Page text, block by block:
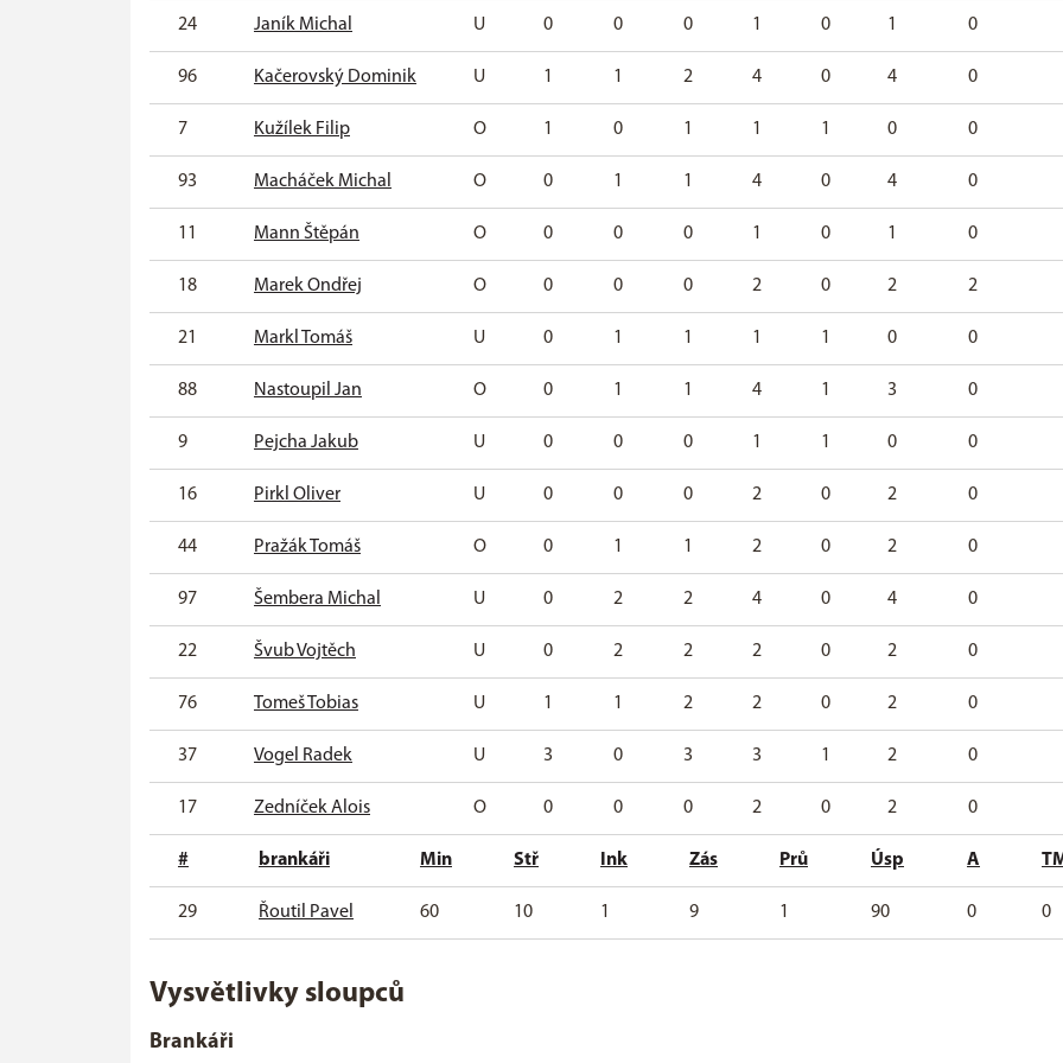
24 Janík Michal U 0 0 0 1 0 1 0
96 Kačerovský Dominik U 1 1 2 4 0 4 0
7 Kužílek Filip O 1 0 1 1 1 0 0
93 Macháček Michal O 0 1 1 4 0 4 0
11 Mann Štěpán O 0 0 0 1 0 1 0
18 Marek Ondřej O 0 0 0 2 0 2 2
21 Markl Tomáš U 0 1 1 1 1 0 0
88 Nastoupil Jan O 0 1 1 4 1 3 0
9 Pejcha Jakub U 0 0 0 1 1 0 0
16 Pirkl Oliver U 0 0 0 2 0 2 0
44 Pražák Tomáš O 0 1 1 2 0 2 0
97 Šembera Michal U 0 2 2 4 0 4 0
22 Švub Vojtěch U 0 2 2 2 0 2 0
76 Tomeš Tobias U 1 1 2 2 0 2 0
37 Vogel Radek U 3 0 3 3 1 2 0
17 Zedníček Alois O 0 0 0 2 0 2 0
# brankáři Min Stř Ink Zás Prů Úsp A
29 Řoutil Pavel 60 10 1 9 1 90 0 0
Vysvětlivky sloupců
Brankáři